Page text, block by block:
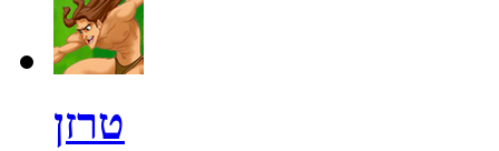
טרזן